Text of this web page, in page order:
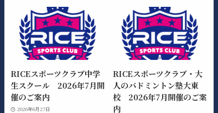
RICEスポーツクラブ中学
生スクール 2026年7月開
催のご案内
2026年6月27日
RICEスポーツクラブ・大
人のバドミントン塾大東
校 2026年7月開催のご案
内